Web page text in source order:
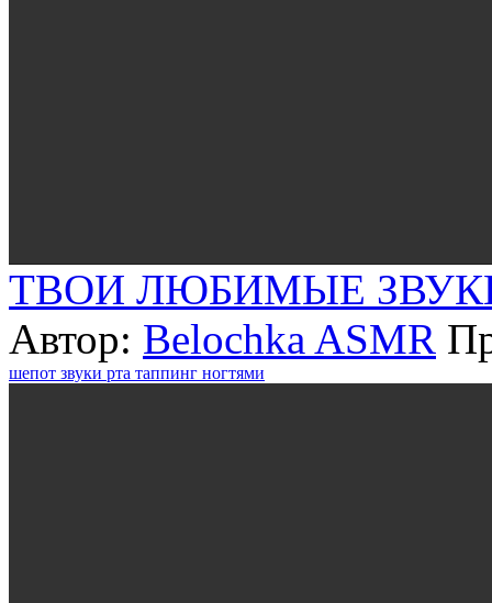
ТВОИ ЛЮБИМЫЕ
Автор: Belochka ASMR
шепот звуки рта таппинг ногтями